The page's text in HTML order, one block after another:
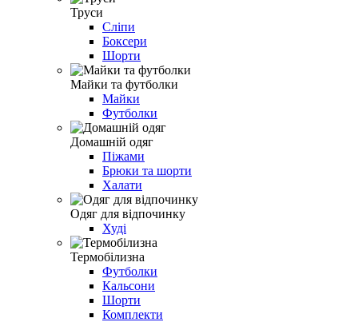
Труси
Сліпи
Боксери
Шорти
Майки та футболки
Майки
Футболки
Домашній одяг
Піжами
Брюки та шорти
Халати
Одяг для відпочинку
Худі
Термобілизна
Футболки
Кальсони
Шорти
Комплекти